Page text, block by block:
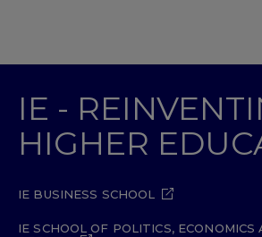
IE -
HIGHER
IE BUSINESS SCHOOL
IE SCHOOL OF POLITICS, ECONOMICS